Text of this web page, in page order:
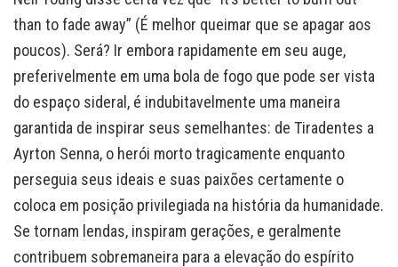
t
s
p
p
i
l
k
e
I
n
e
b
o
k
n
y
L
n
k
than to fade away” (É melhor queimar que se apagar aos
poucos). Será? Ir embora rapidamente em seu auge,
preferivelmente em uma bola de fogo que pode ser vista
do espaço sideral, é indubitavelmente uma maneira
garantida de inspirar seus semelhantes: de Tiradentes a
Ayrton Senna, o herói morto tragicamente enquanto
perseguia seus ideais e suas paixões certamente o
coloca em posição privilegiada na história da humanidade.
Se tornam lendas, inspiram gerações, e geralmente
contribuem sobremaneira para a elevação do espírito